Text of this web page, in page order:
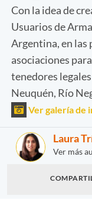
Con la idea de
Usuarios de
Argentina, en las
asociaciones
tenedores
Neuquén, Río
Ver galería de
Laura
Ver más